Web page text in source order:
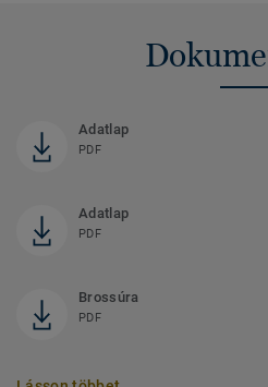
Adatlap
PDF
Adatlap
PDF
Brossúra
PDF